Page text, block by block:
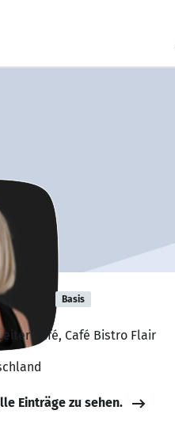
Basis
Café, Café Bistro Flair
Einträge zu sehen.